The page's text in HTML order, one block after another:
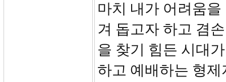
마치 내가 어려움
겨 돕고자 하고 겸
을 찾기 힘든 시대
하고 예배하는 형